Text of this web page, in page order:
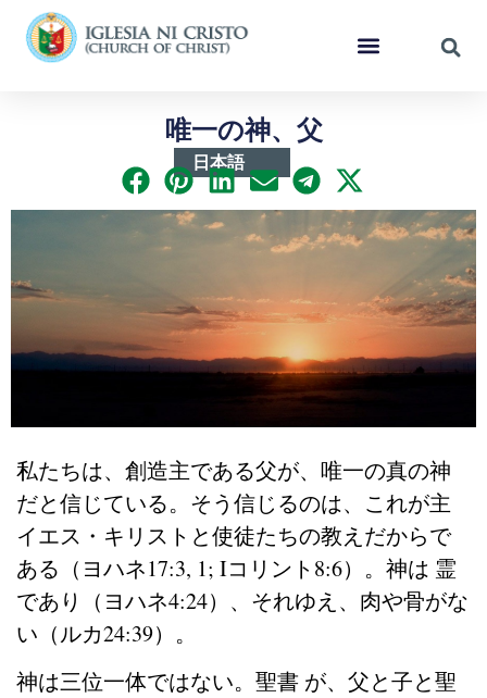
唯一の神、父
日本語
私たちは、創造主である父が、唯一の真の神
だと信じている。そう信じるのは、これが主
イエス・キリストと使徒たちの教えだからで
ある（ヨハネ17:3, 1; Iコリント8:6）。神は 霊
であり（ヨハネ4:24）、それゆえ、肉や骨がな
い（ルカ24:39）。
神は三位一体ではない。聖書 が、父と子と聖